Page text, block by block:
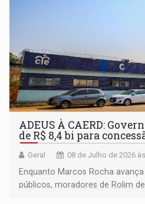
ADEUS À CAERD:
de R$ 8,4 bi para
Geral 08 de Julho de 2026
Enquanto Marcos Rocha
públicos, moradores de Rolim